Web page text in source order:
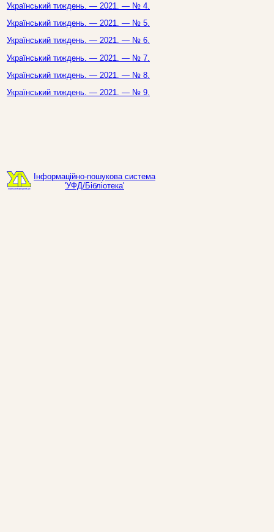
Український тиждень. — 2021. — № 4.
Український тиждень. — 2021. — № 5.
Український тиждень. — 2021. — № 6.
Український тиждень. — 2021. — № 7.
Український тиждень. — 2021. — № 8.
Український тиждень. — 2021. — № 9.
Інформаційно-пошукова система
'УФД/Бібліотека'